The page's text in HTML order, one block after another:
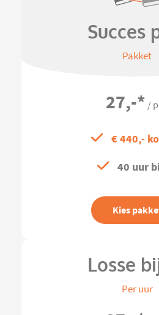
Succes
Pakket
27,-* /
€ 440,-
40 uur
Kies
Losse
Per uur